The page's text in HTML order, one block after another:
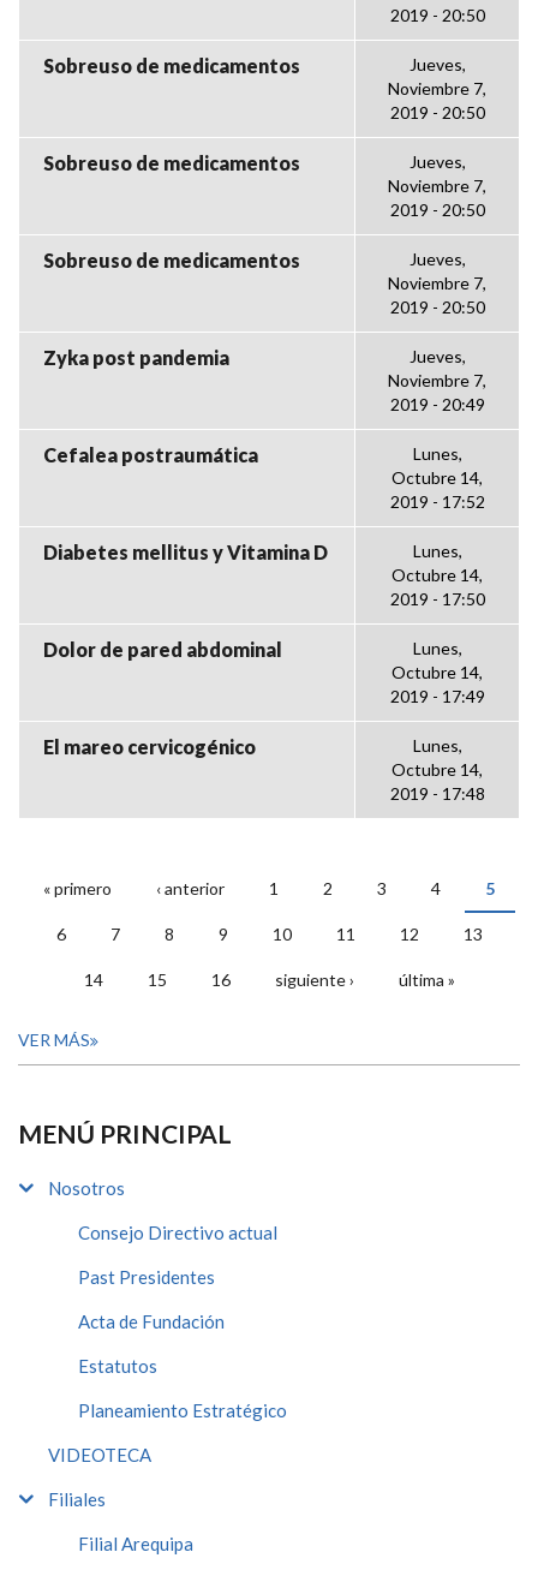
2019 - 20:50
Sobreuso de medicamentos
Jueves,
Noviembre 7,
2019 - 20:50
Sobreuso de medicamentos
Jueves,
Noviembre 7,
2019 - 20:50
Sobreuso de medicamentos
Jueves,
Noviembre 7,
2019 - 20:50
Zyka post pandemia
Jueves,
Noviembre 7,
2019 - 20:49
Cefalea postraumática
Lunes,
Octubre 14,
2019 - 17:52
Diabetes mellitus y Vitamina D
Lunes,
Octubre 14,
2019 - 17:50
Dolor de pared abdominal
Lunes,
Octubre 14,
2019 - 17:49
El mareo cervicogénico
Lunes,
Octubre 14,
2019 - 17:48
PÁGINAS
« primero ‹ anterior 1 2 3 4 5
6 7 8 9 10 11 12 13
14 15 16 siguiente › última »
VER MÁS
MENÚ PRINCIPAL
Nosotros
Consejo Directivo actual
Past Presidentes
Acta de Fundación
Estatutos
Planeamiento Estratégico
VIDEOTECA
Filiales
Filial Arequipa